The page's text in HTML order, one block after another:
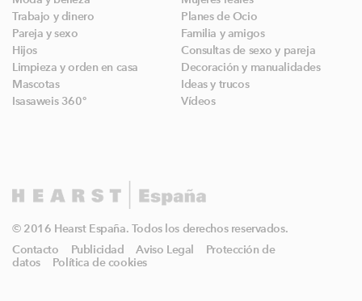
Trabajo y dinero
Planes de Ocio
Pareja y sexo
Familia y amigos
Hijos
Consultas de sexo y pareja
Limpieza y orden en casa
Decoración y manualidades
Mascotas
Ideas y trucos
Isasaweis 360º
Vídeos
© 2016 Hearst España. Todos los derechos reservados.
Contacto
Publicidad Aviso Legal
Protección de
datos
Política de cookies